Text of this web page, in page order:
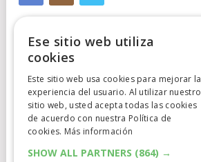
Cumplimiento Normativo
Aviso Legal
Política de Privacidad
Ese sitio web utiliza
cookies
Este sitio web usa cookies para mejorar la
experiencia del usuario. Al utilizar nuestro
sitio web, usted acepta todas las cookies
de acuerdo con nuestra Política de
cookies. Más información
SHOW ALL PARTNERS (864) →